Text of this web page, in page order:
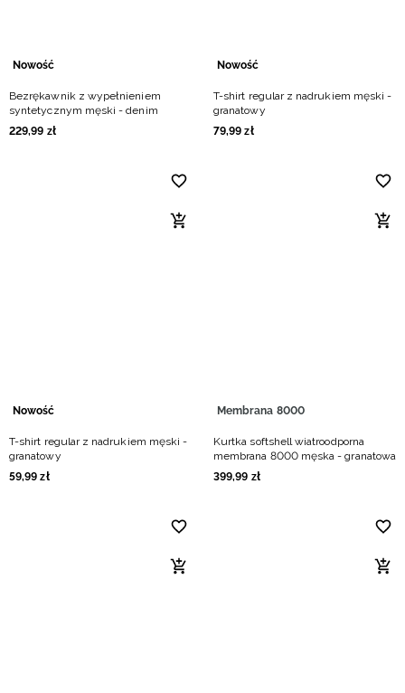
Nowość
Bezrękawnik z wypełnieniem
syntetycznym męski - denim
229,99 zł
Nowość
T-shirt regular z nadrukiem męski -
granatowy
79,99 zł
Nowość
T-shirt regular z nadrukiem męski -
granatowy
59,99 zł
Membrana 8000
Kurtka softshell wiatroodporna
membrana 8000 męska - granatowa
399,99 zł